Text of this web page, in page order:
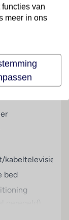
kamers
over een
een tv
de
GIATA
kabeltelevisie
bed
van
meer in ons